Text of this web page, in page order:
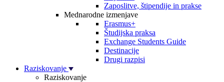
Zaposlitve, štipendije in prakse
Mednarodne izmenjave
Erasmus+
Študijska praksa
Exchange Students Guide
Destinacije
Drugi razpisi
Raziskovanje
Raziskovanje